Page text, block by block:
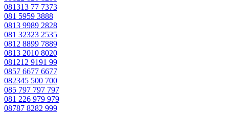
081313 77 7373
081 5959 3888
0813 9989 2828
081 32323 2535
0812 8899 7889
0813 2010 8020
081212 9191 99
0857 6677 6677
082345 500 700
085 797 797 797
081 226 979 979
08787 8282 999